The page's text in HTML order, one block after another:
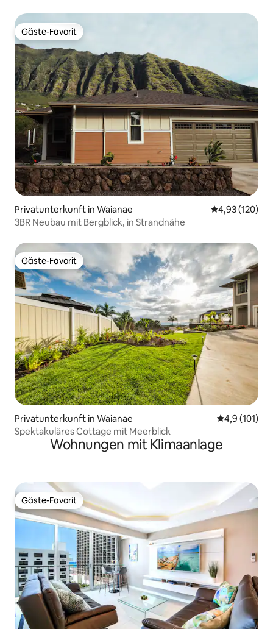
Gäste-Favorit
Gäste-Favorit
Privatunterkunft in Waianae
4,93 (120)
3BR Neubau mit Bergblick, in Strandnähe
Gäste-Favorit
Gäste-Favorit
Privatunterkunft in Waianae
4,9 (101)
Spektakuläres Cottage mit Meerblick
Wohnungen mit Klimaanlage
Gäste-Favorit
Gäste-Favorit